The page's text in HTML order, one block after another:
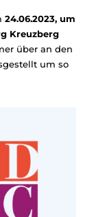
24.06.2023, um
Kreuzberg
über an den
um so